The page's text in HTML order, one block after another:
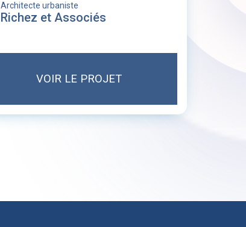
Architecte urbaniste
Richez et Associés
VOIR LE PROJET